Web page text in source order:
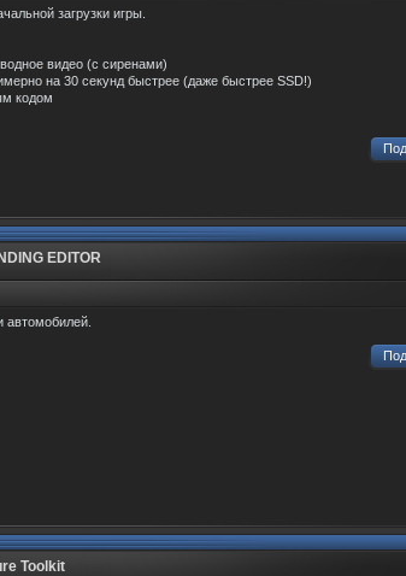
загрузки игры.
видео (с сиренами)
на 30 секунд быстрее (даже быстрее SSD!)
кодом
EDITOR
автомобилей.
Toolkit